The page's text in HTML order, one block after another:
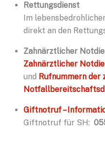
Rettungsdienst
Im
direkt an den
Zahnärztlicher
Zahnärztlicher
und Rufnummern der
Giftnotruf –
Giftnotruf für SH: